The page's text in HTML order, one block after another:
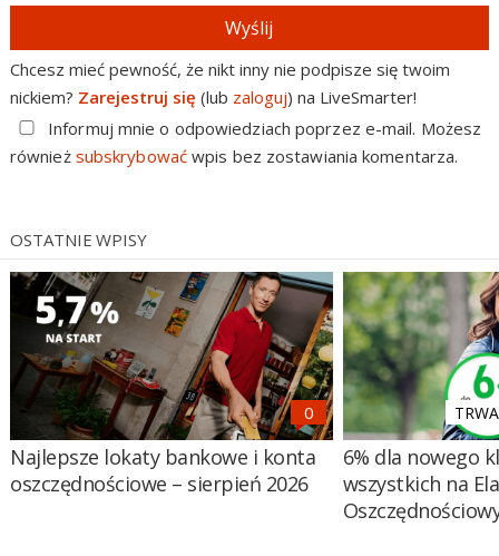
Wyślij
Chcesz mieć pewność, że nikt inny nie podpisze się twoim
nickiem? Zarejestruj się (lub zaloguj) na LiveSmarter!
Informuj mnie o odpowiedziach poprzez e-mail. Możesz
również subskrybowaćwpis bez zostawiania komentarza.
OSTATNIE WPISY
Najlepsze lokaty bankowe i konta
oszczędnościowe – sierpień 2026
6% dla nowego
wszystkich na